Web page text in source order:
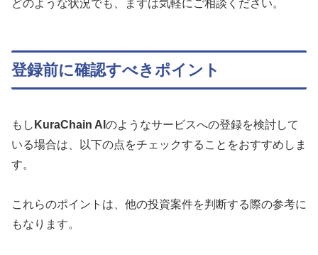
どのような状況でも、まずは気軽にご相談ください。
登録前に確認すべきポイント
もし KuraChain AI のようなサービスへの登録を検討して
いる場合は、以下の点をチェックすることをおすすめしま
す。
これらのポイントは、他の投資案件を判断する際の参考に
もなります。